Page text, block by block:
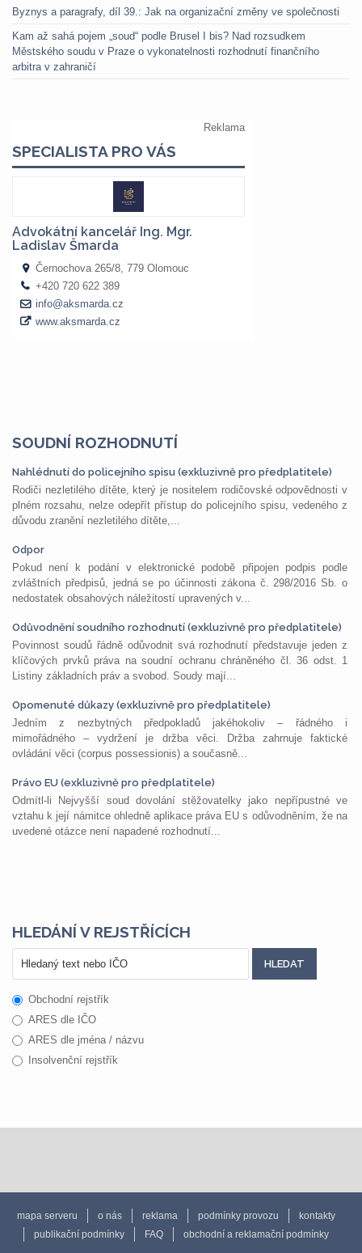
Byznys a paragrafy, díl 39.: Jak na organizační změny ve společnosti
Kam až sahá pojem „soud“ podle Brusel I bis? Nad rozsudkem
Městského soudu v Praze o vykonatelnosti rozhodnutí finančního
arbitra v zahraničí
SOUDNÍ ROZHODNUTÍ
Nahlédnutí do policejního spisu (exkluzivně pro předplatitele)
Rodiči nezletilého dítěte, který je nositelem rodičovské odpovědnosti v
plném rozsahu, nelze odepřít přístup do policejního spisu, vedeného z
důvodu zranění nezletilého dítěte,...
Odpor
Pokud není k podání v elektronické podobě připojen podpis podle
zvláštních předpisů, jedná se po účinnosti zákona č. 298/2016 Sb. o
nedostatek obsahových náležitostí upravených v...
Odůvodnění soudního rozhodnutí (exkluzivně pro předplatitele)
Povinnost soudů řádně odůvodnit svá rozhodnutí představuje jeden z
klíčových prvků práva na soudní ochranu chráněného čl. 36 odst. 1
Listiny základních práv a svobod. Soudy mají...
Opomenuté důkazy (exkluzivně pro předplatitele)
Jedním z nezbytných předpokladů jakéhokoliv – řádného i
mimořádného – vydržení je držba věci. Držba zahrnuje faktické
ovládání věci (corpus possessionis) a současně...
Právo EU (exkluzivně pro předplatitele)
Odmítl-li Nejvyšší soud dovolání stěžovatelky jako nepřípustné ve
vztahu k její námitce ohledně aplikace práva EU s odůvodněním, že na
uvedené otázce není napadené rozhodnutí...
HLEDÁNÍ V REJSTŘÍCÍCH
Obchodní rejstřík
ARES dle IČO
ARES dle jména / názvu
Insolvenční rejstřík
mapa serveru o nás reklama podmínky provozu
kontakty
publikační podmínky
FAQ obchodní a reklamační podmínky